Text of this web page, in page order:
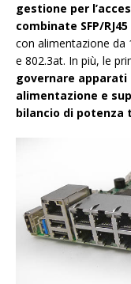
gestione per
combinate SFP/RJ45
con alimentazione da
e 802.3at. In più, le
governare
alimentazione e
bilancio di potenza